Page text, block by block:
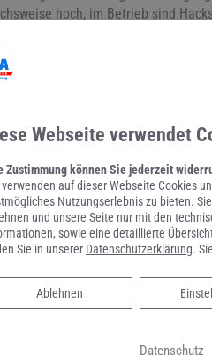
hoch, im Betrieb sind
günstiger als Öl- oder
Hackschnitzel-, Scheitholz-
inklusive
Durchführung aller Arbeiten
Fördermöglichkeiten gibt.
Sie.​
Webseite verwendet
Zustimmung können Sie jederzeit
verwenden auf dieser Webseite Cookies
Nutzungserlebnis zu bieten.
und unsere Seite nur mit den
sowie eine detaillierte
Sie in unserer Datenschutzerklärung.
Ablehnen
Ablehnen
Datenschutz